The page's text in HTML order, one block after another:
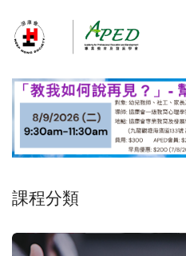
課程分類